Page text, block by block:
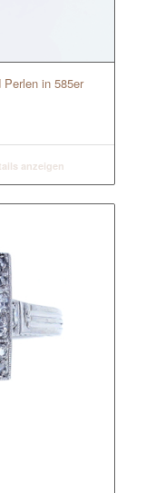
in 585er
anzeigen